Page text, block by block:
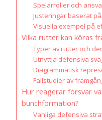
Spelarroller och
Justeringar baserat
Visuella exempel på
Vilka rutter kan köras
Typer av rutter och
Utnyttja defensiva
Diagrammatisk
Fallstudier av
Hur reagerar försvar
bunchformation?
Vanliga defensiva